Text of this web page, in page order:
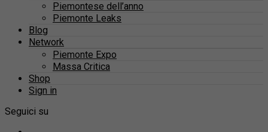
Piemontese dell’anno
Piemonte Leaks
Blog
Network
Piemonte Expo
Massa Critica
Shop
Sign in
Seguici su